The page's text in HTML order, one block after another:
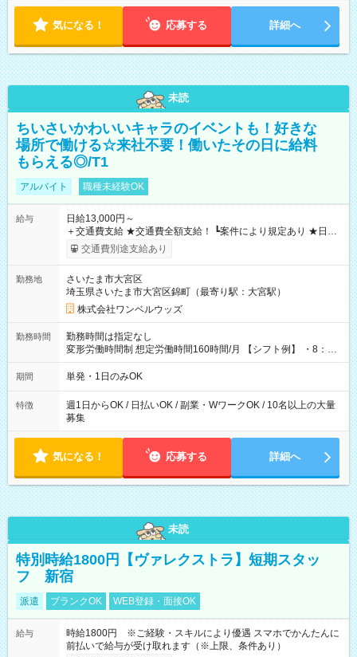
気になる！ 応募する 詳細へ
未読
ちいさいかわいいキャラのイベントも！好きな
場所で働ける☆来社不要！働いたその日に給料
もらえる◎/T1
アルバイト 職種未経験OK
給与
日給13,000円～
＋交通費支給 ★交通費全額支給！ ┗案件により規定あり ★日払
いOK！（規定あり） ┗働いたその日に現金GET♪ お仕事後はコ
ンビニATMから 日払い分を引き落とせます！ 【試用期間】試
交通費別途支給あり
勤務地
さいたま市大宮区
埼玉県さいたま市大宮区錦町（最寄り駅：大宮駅）
株式会社ワンベルウッズ
勤務時間
勤務時間は指定なし
変形労働時間制 想定労働時間160時間/月 【シフト例】 ・8：00
～21：00
期間 単発・1日のみOK
特徴
週1日からOK / 日払いOK / 副業・WワークOK / 10名以上の大量
募集
気になる！ 応募する 詳細へ
未読
特別時給1800円【ヴァレクストラ】短期スタッ
フ 新宿
派遣 ブランクOK WEB登録・面接OK
給与
時給1800円 ※ご経験・スキルにより優遇 スマホでかんたんに
前払いで給与が受け取れます（※上限、条件あり）